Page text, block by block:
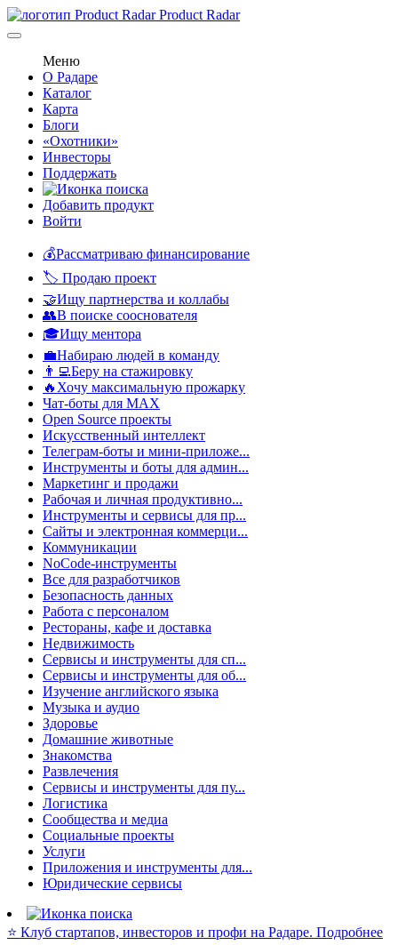
Product Radar
Меню
О Радаре
Каталог
Карта
Блоги
«Охотники»
Инвесторы
Поддержать
Добавить продукт
Войти
💰Рассматриваю финансирование
🏷️ Продаю проект
🤝Ищу партнерства и коллабы
👥В поиске сооснователя
🎓Ищу ментора
💼Набираю людей в команду
👨‍💻Беру на стажировку
🔥Хочу максимальную прожарку
Чат-боты для MAX
Open Source проекты
Искусственный интеллект
Телеграм-боты и мини-приложе...
Инструменты и боты для админ...
Маркетинг и продажи
Рабочая и личная продуктивно...
Инструменты и сервисы для пр...
Сайты и электронная коммерци...
Коммуникации
NoCode-инструменты
Все для разработчиков
Безопасность данных
Работа с персоналом
Рестораны, кафе и доставка
Недвижимость
Сервисы и инструменты для сп...
Сервисы и инструменты для об...
Изучение английского языка
Музыка и аудио
Здоровье
Домашние животные
Знакомства
Развлечения
Сервисы и инструменты для пу...
Логистика
Сообщества и медиа
Социальные проекты
Услуги
Приложения и инструменты для...
Юридические сервисы
⭐️ Клуб стартапов, инвесторов и профи на Радаре. Подробнее